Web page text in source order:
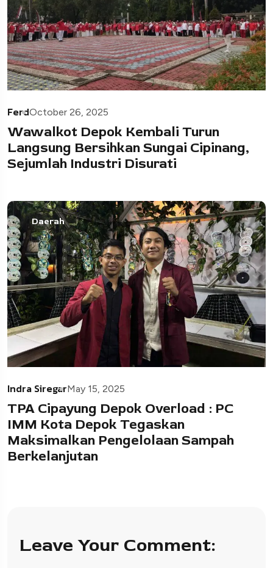
FerdOctober 26, 2025
Wawalkot Depok Kembali Turun
Langsung Bersihkan Sungai Cipinang,
Sejumlah Industri Disurati
Daerah
Indra SiregarMay 15, 2025
TPA Cipayung Depok Overload : PC
IMM Kota Depok Tegaskan
Maksimalkan Pengelolaan Sampah
Berkelanjutan
Leave Your Comment: